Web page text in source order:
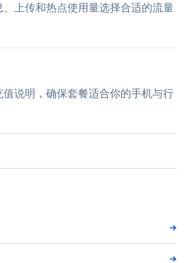
上传和热点使用量选择合适的流量
说明，确保套餐适合你的手机与行
→
→